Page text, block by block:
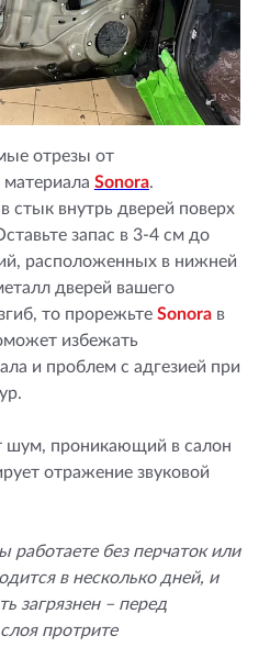
отрезы от
Sonora.
стык внутрь дверей поверх
запас в 3-4 см до
расположенных в нижней
дверей вашего
то прорежьте Sonoraв
избежать
и проблем с адгезией при
шум, проникающий в салон
отражение звуковой
работаете без перчаток или
в несколько дней, и
загрязнен – перед
протрите